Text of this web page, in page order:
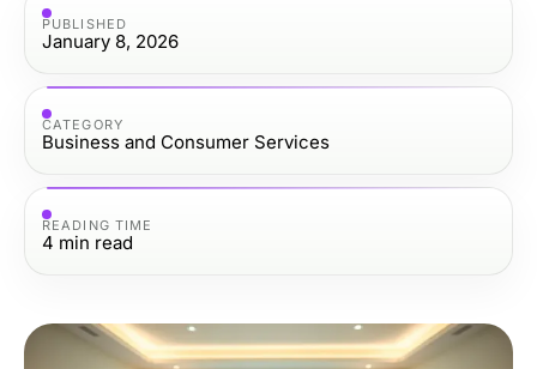
PUBLISHED
January 8, 2026
CATEGORY
Business and Consumer Services
READING TIME
4 min read